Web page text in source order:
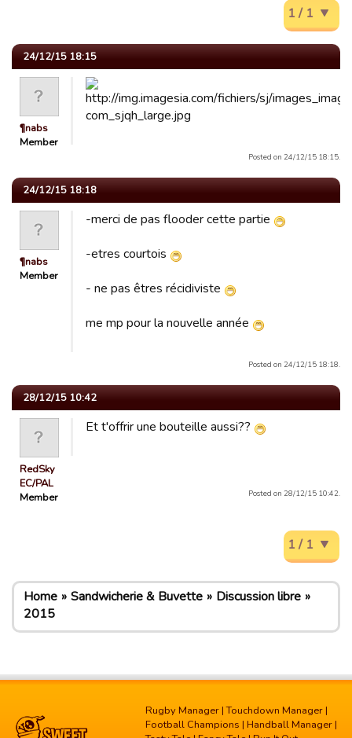
1 / 1
24/12/15 18:15
¶nabs
Member
Posted on 24/12/15 18:15.
24/12/15 18:18
¶nabs
Member
-merci de pas flooder cette partie
-etres courtois
- ne pas êtres récidiviste
me mp pour la nouvelle année
Posted on 24/12/15 18:18.
28/12/15 10:42
RedSky
EC/PAL
Member
Et t'offrir une bouteille aussi??
Posted on 28/12/15 10:42.
1 / 1
Home Sandwicherie & Buvette
Discussion libre
2015
Rugby Manager |Touchdown Manager |
Football Champions | Handball Manager |